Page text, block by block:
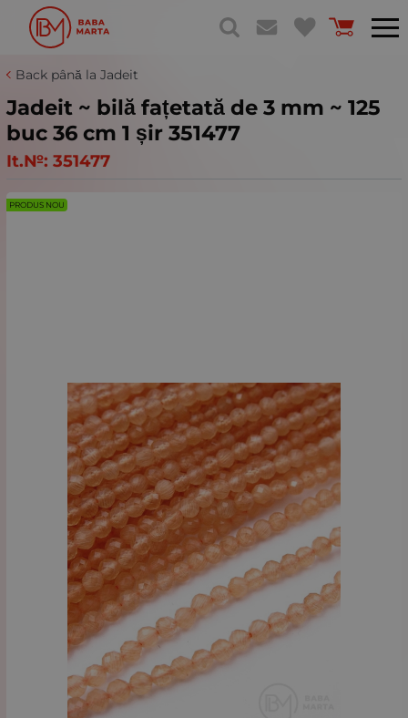
Back până la Jadeit
Jadeit ~ bilă fațetată de 3 mm ~ 125
buc 36 cm 1 șir 351477
It.№: 351477
PRODUS NOU